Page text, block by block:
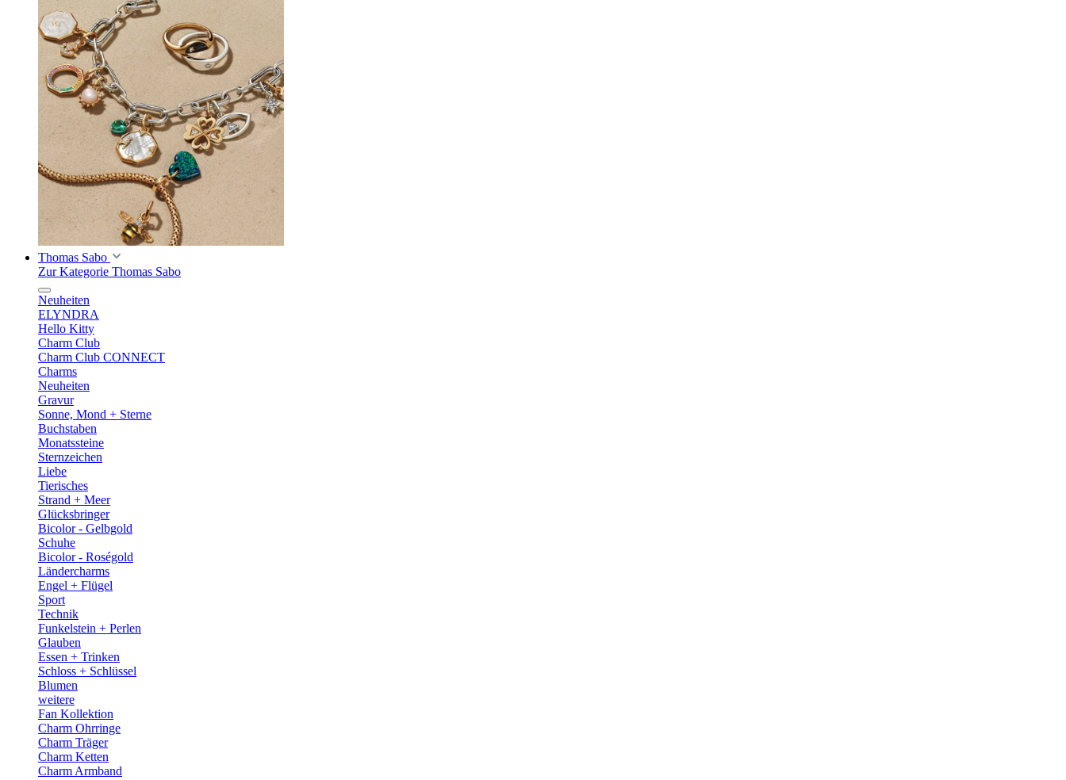
Thomas Sabo
Zur Kategorie Thomas Sabo
Neuheiten
ELYNDRA
Hello Kitty
Charm Club
Charm Club CONNECT
Charms
Neuheiten
Gravur
Sonne, Mond + Sterne
Buchstaben
Monatssteine
Sternzeichen
Liebe
Tierisches
Strand + Meer
Glücksbringer
Bicolor - Gelbgold
Schuhe
Bicolor - Roségold
Ländercharms
Engel + Flügel
Sport
Technik
Funkelstein + Perlen
Glauben
Essen + Trinken
Schloss + Schlüssel
Blumen
weitere
Fan Kollektion
Charm Ohrringe
Charm Träger
Charm Ketten
Charm Armband